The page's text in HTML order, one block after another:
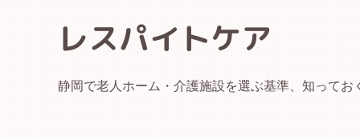
レスパイトケア
静岡で老人ホーム・介護施設を選ぶ基準、知って